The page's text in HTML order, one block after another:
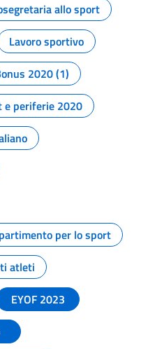
allo sport
Lavoro sportivo
2020 (1)
e periferie 2020
per lo sport
atleti
EYOF 2023